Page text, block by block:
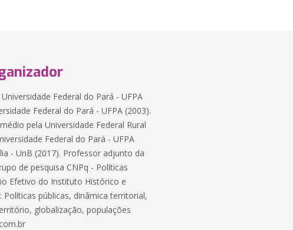
Federal do Pará - UFPA
Federal do Pará - UFPA (2003).
pela Universidade Federal Rural
Federal do Pará - UFPA
- UnB (2017). Professor adjunto da
de pesquisa CNPq - Políticas
Efetivo do Instituto Histórico e
públicas, dinâmica territorial,
globalização, populações